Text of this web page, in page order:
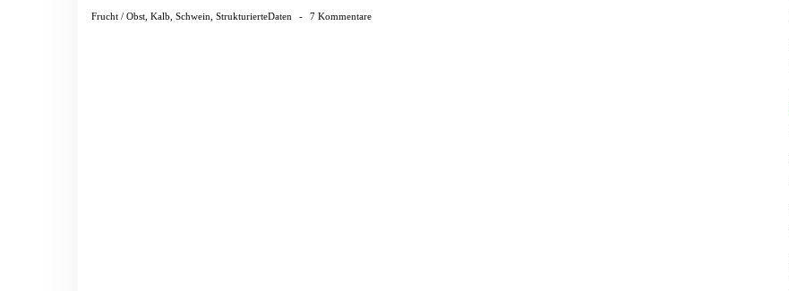
Frucht / Obst, Kalb, Schwein, StrukturierteDaten - 7 Kommentare